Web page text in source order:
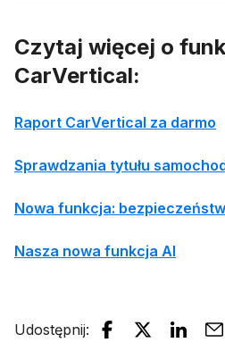
Czytaj więcej o
CarVertical:
Raport CarVertical za darmo
Sprawdzania tytułu
Nowa funkcja:
Nasza nowa funkcja AI
Udostępnij: